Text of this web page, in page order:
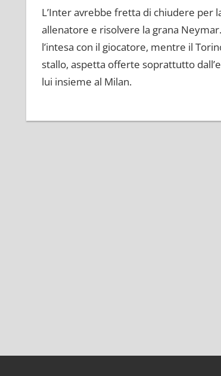
L’Inter avrebbe fretta di chiudere per
allenatore e risolvere la grana
l’intesa con il giocatore, mentre il
stallo, aspetta offerte soprattutto
lui insieme al Milan.